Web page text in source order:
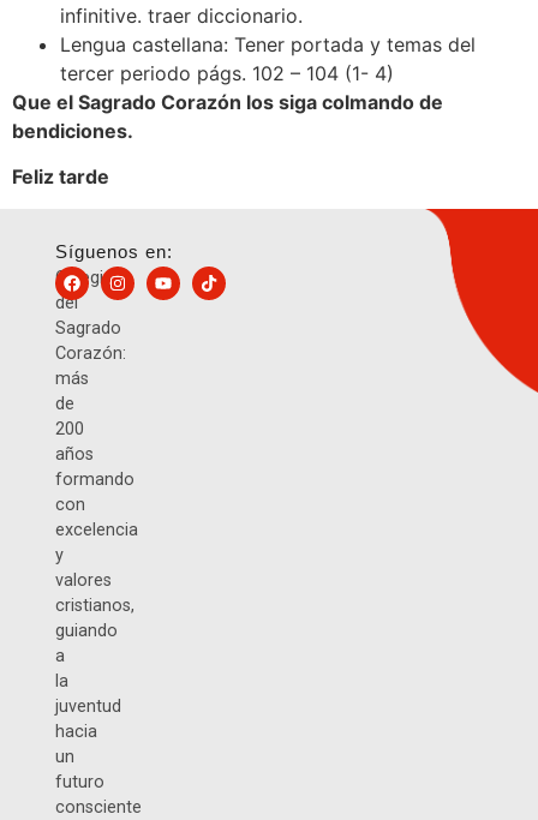
infinitive. traer diccionario.
Lengua castellana: Tener portada y temas del
tercer periodo págs. 102 – 104 (1- 4)
Que el Sagrado Corazón los siga colmando de
bendiciones.
Feliz tarde
Colegio
del
Sagrado
Corazón:
más
de
200
años
formando
con
excelencia
y
valores
cristianos,
guiando
a
la
juventud
hacia
un
futuro
consciente
Síguenos en: